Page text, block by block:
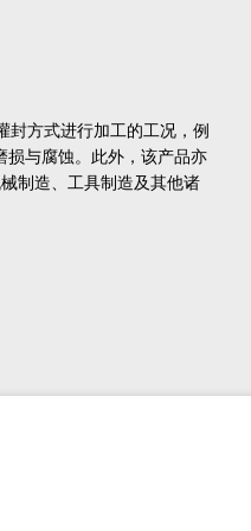
封方式进行加工的工况，例
损与腐蚀。此外，该产品亦
制造、工具制造及其他诸